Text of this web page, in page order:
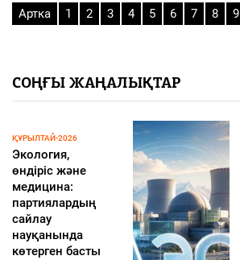
Артка 1 2 3 4 5 6 7 8 9
СОҢҒЫ ЖАҢАЛЫҚТАР